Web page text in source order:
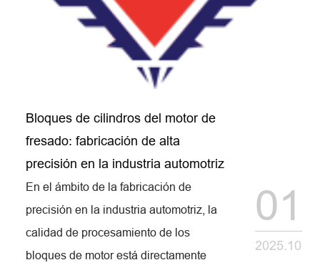
Bloques de cilindros del motor de
fresado: fabricación de alta
precisión en la industria automotriz
En el ámbito de la fabricación de
precisión en la industria automotriz, la
calidad de procesamiento de los
bloques de motor está directamente
01
2025.10